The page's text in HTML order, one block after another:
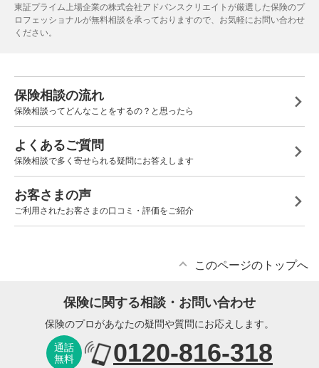
東証プライム上場企業の株式会社アドバンスクリエイトが厳選した保険のプ
ロフェッショナルが無料相談を承っておりますので、お気軽にお問い合わせ
ください。
保険相談の流れ
保険相談ってどんなことをするの？と思ったら
よくあるご質問
保険相談で多く寄せられる疑問にお答えします
お客さまの声
ご利用されたお客さまの口コミ・評価をご紹介
このページのトップへ
保険に関する相談・お問い合わせ
保険のプロがあなたの疑問や質問にお応えします。
通話
無料
0120-816-318